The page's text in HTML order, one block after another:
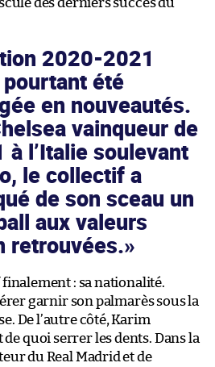
2020-2021
été
en nouveautés.
vainqueur de
à l’Italie soulevant
le collectif a
de son sceau un
aux valeurs
retrouvées.
: sa nationalité.
garnir son palmarès sous la
De l’autre côté, Karim
quoi serrer les dents. Dans la
du Real Madrid et de